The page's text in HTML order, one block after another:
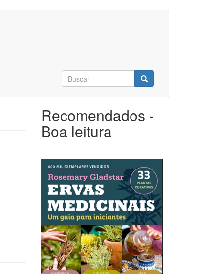
Formulário
de
busca
Recomendados -
Boa leitura